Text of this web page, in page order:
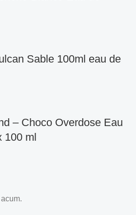
Sable 100ml eau de
– Choco Overdose Eau
100 ml